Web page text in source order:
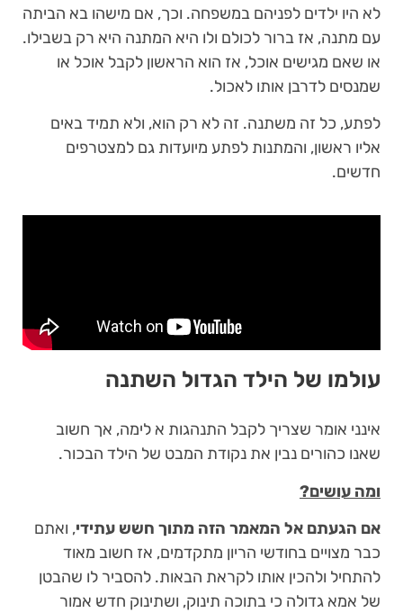
לא היו ילדים לפניהם במשפחה. וכך, אם מישהו בא הביתה
עם מתנה, אז ברור לכולם ולו היא המתנה היא רק בשבילו.
או שאם מגישים אוכל, אז הוא הראשון לקבל אוכל או
שמנסים לדרבן אותו לאכול.
לפתע, כל זה משתנה. זה לא רק הוא, ולא תמיד באים
אליו ראשון, והמתנות לפתע מיועדות גם למצטרפים
חדשים.
עולמו של הילד הגדול השתנה
אינני אומר שצריך לקבל התנהגות א לימה, אך חשוב
שאנו כהורים נבין את נקודת המבט של הילד הבכור.
ומה עושים?
אם הגעתם אל המאמר הזה מתוך חשש עתידי, ואתם
כבר מצויים בחודשי הריון מתקדמים, אז חשוב מאוד
להתחיל ולהכין אותו לקראת הבאות. להסביר לו שהבטן
של אמא גדולה כי בתוכה תינוק, ושתינוק חדש אמור